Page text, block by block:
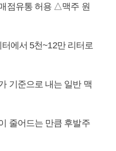
점유통 허용 △맥주 원
에서 5천~12만 리터로
기준으로 내는 일반 맥
줄어드는 만큼 후발주